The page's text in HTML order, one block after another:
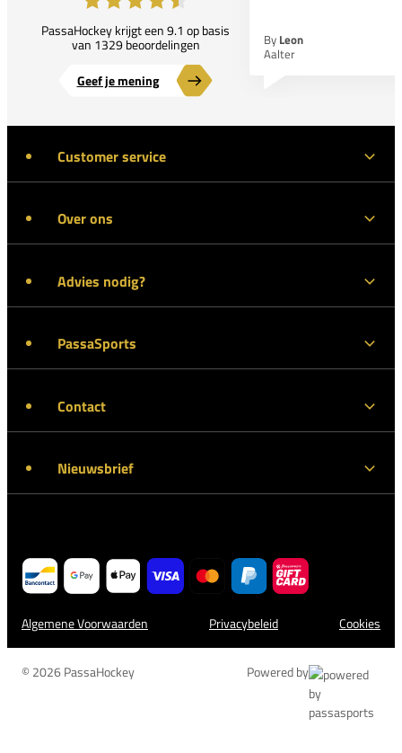
PassaHockey krijgt een 9.1 op basis
van 1329 beoordelingen
Geef je mening
By Leon
Aalter
Customer service
Over ons
Advies nodig?
PassaSports
Contact
Nieuwsbrief
Algemene Voorwaarden Privacybeleid Cookies
© 2026 PassaHockey Powered by